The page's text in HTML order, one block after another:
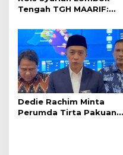
Tengah TGH MAARIF:
Abad Kedua NU”
Dedie Rachim Minta
Perumda Tirta Pakuan